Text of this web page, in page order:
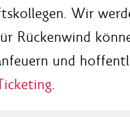
Wir
Rückenwind
und
.